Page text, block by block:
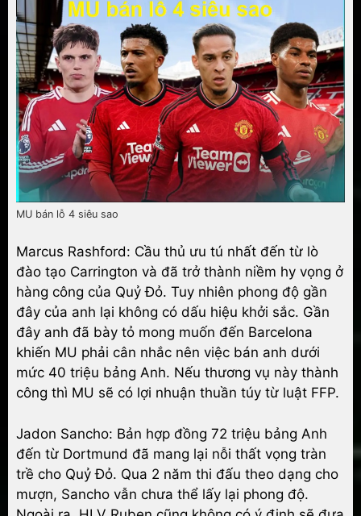
MU bán lỗ 4 siêu sao
Marcus Rashford: Cầu thủ ưu tú nhất đến từ lò
đào tạo Carrington và đã trở thành niềm hy vọng ở
hàng công của Quỷ Đỏ. Tuy nhiên phong độ gần
đây của anh lại không có dấu hiệu khởi sắc. Gần
đây anh đã bày tỏ mong muốn đến Barcelona
khiến MU phải cân nhắc nên việc bán anh dưới
mức 40 triệu bảng Anh. Nếu thương vụ này thành
công thì MU sẽ có lợi nhuận thuần túy từ luật FFP.
Jadon Sancho: Bản hợp đồng 72 triệu bảng Anh
đến từ Dortmund đã mang lại nỗi thất vọng tràn
trề cho Quỷ Đỏ. Qua 2 năm thi đấu theo dạng cho
mượn, Sancho vẫn chưa thể lấy lại phong độ.